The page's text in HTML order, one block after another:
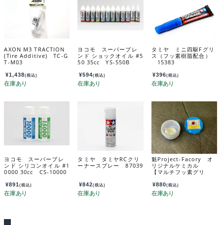
AXON M3 TRACTION
(Tire Additive) TC-G
T-M03
¥1,438(税込)
ヨコモ スーパーブレ
ンド ショックオイル #5
50 35cc YS-550B
¥594(税込)
タミヤ ミニ四駆Fグリ
ス（フッ素樹脂配合）
15383
¥396(税込)
ヨコモ スーパーブレ
ンド シリコンオイル #1
0000 30cc CS-10000
¥891(税込)
タミヤ タミヤRCクリ
ーナースプレー 87039
¥842(税込)
魁Project-Facory オ
リジナルケミカル
【マルチフッ素グリ
GR-SW
¥880(税込)